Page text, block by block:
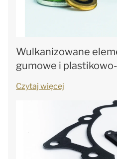
Wulkanizowane
gumowe i
Czytaj więcej